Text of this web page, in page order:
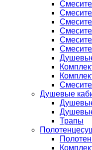
Душевые
Трапы